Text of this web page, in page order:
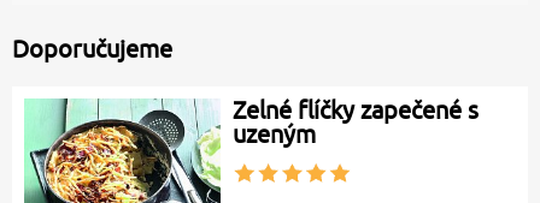
Doporučujeme
Zelné flíčky zapečené s
uzeným